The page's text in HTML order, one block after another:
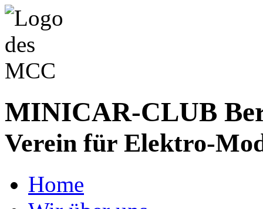
MINICAR-CLUB
Verein für Elektro-
Home